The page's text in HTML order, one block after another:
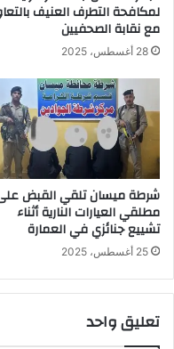
لمكافحة التطرف العنيف
مع نقابة الصحفيين
28 أغسطس، 2025
شرطة ميسان تلقي القبض
مطلقي العيارات النارية أثناء
تشييع جنائزي في العمارة
25 أغسطس، 2025
تعليق واحد